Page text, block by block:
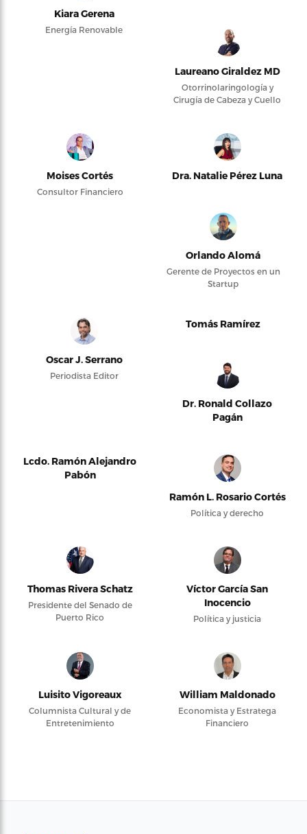
Kiara Gerena
Energía Renovable
Laureano Giraldez MD
Otorrinolaringología y
Cirugía de Cabeza y Cuello
Moises Cortés
Consultor Financiero
Dra. Natalie Pérez Luna
Orlando Alomá
Gerente de Proyectos en un
Startup
Oscar J. Serrano
Periodista Editor
Tomás Ramírez
Dr. Ronald Collazo
Pagán
Lcdo. Ramón Alejandro
Pabón
Ramón L. Rosario Cortés
Política y derecho
Thomas Rivera Schatz
Presidente del Senado de
Puerto Rico
Víctor García San
Inocencio
Política y justicia
Luisito Vigoreaux
Columnista Cultural y de
Entretenimiento
William Maldonado
Economista y Estratega
Financiero